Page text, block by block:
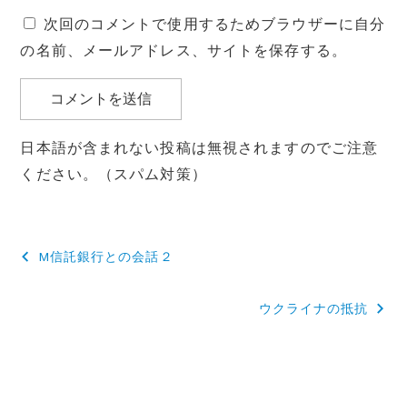
次回のコメントで使用するためブラウザーに自分
の名前、メールアドレス、サイトを保存する。
日本語が含まれない投稿は無視されますのでご注意
ください。（スパム対策）
投
M信託銀行との会話２
ウクライナの抵抗